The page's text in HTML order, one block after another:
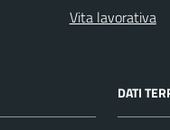
Vita lavorativa
DATI